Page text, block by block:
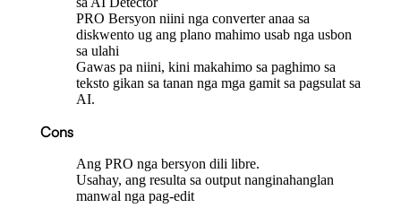
PRO Bersyon niini nga converter anaa sa
diskwento ug ang plano mahimo usab nga usbon
sa ulahi
Gawas pa niini, kini makahimo sa paghimo sa
teksto gikan sa tanan nga mga gamit sa pagsulat sa
AI.
Cons
Ang PRO nga bersyon dili libre.
Usahay, ang resulta sa output nanginahanglan
manwal nga pag-edit